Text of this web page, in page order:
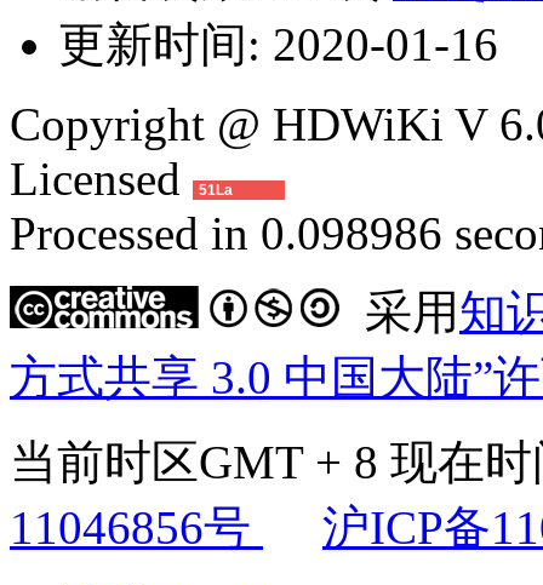
更新时间: 2020-01-16
Copyright @ HDWiKi V
Licensed
51La
Processed in 0.098986
采用知
方式共享 3.0 中国大陆”
当前时区GMT + 8 现在
11046856号
沪ICP备